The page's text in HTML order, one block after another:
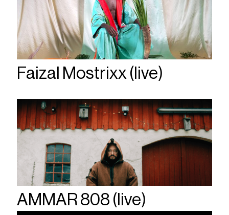
Faizal Mostrixx (live)
AMMAR 808 (live)